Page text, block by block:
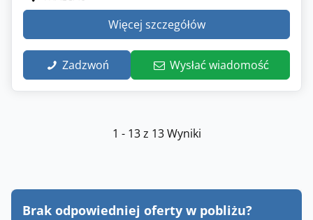
Więcej szczegółów
Zadzwoń Wysłać wiadomość
1 - 13 z 13 Wyniki
Brak odpowiedniej oferty w pobliżu?